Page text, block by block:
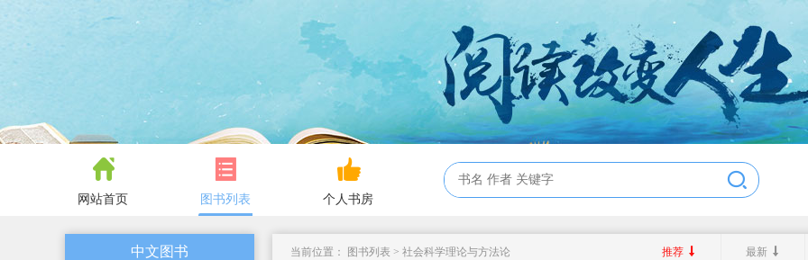
网站首页 图书列表 个人书房
中文图书 当前位置： 图书列表 > 社会科学理论与方法论 推荐 最新